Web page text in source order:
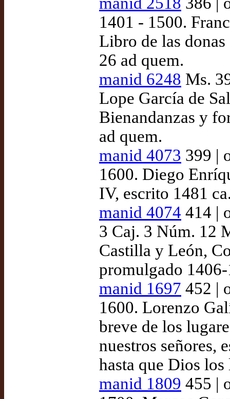
1401 - 1500.
Libro de las
26 ad quem.
manid 6248 Ms.
Lope García de
Bienandanzas y
ad quem.
manid 4073 399 |
1600. Diego
IV, escrito 1481
manid 4074 414 |
3 Caj. 3 Núm. 12
Castilla y León,
promulgado
manid 1697 452 |
1600. Lorenzo
breve de los
nuestros señores,
hasta que Dios
manid 1809 455 |